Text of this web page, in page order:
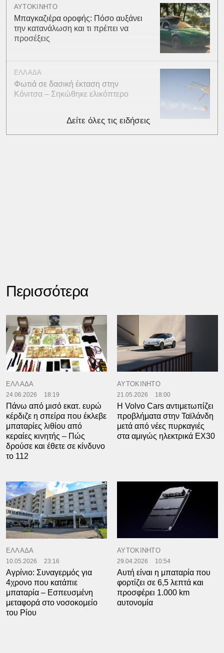
ΑΥΤΟΚΙΝΗΤΟ
Μπαγκαζιέρα οροφής: Πόσο αυξάνει
την κατανάλωση και τι πρέπει να
προσέξεις
ΕΛΛΑΔΑ
Φωτιά σε δασική έκταση στην
Κόνιτσα – Σηκώθηκε ελικόπτερο
Δείτε όλες τις ειδήσεις
Περισσότερα
ΕΛΛΑΔΑ
24.06.2026 18:19
Πάνω από μισό εκατ. ευρώ
κέρδιζε η σπείρα που έκλεβε
μπαταρίες λιθίου από
κεραίες κινητής – Πώς
δρούσε και έθετε σε κίνδυνο
το 112
ΑΥΤΟΚΙΝΗΤΟ
21.05.2026 18:00
Η Volvo Cars αντιμετωπίζει
προβλήματα στην Ταϊλάνδη
μετά από νέες πυρκαγιές
στα αμιγώς ηλεκτρικά EX30
ΕΛΛΑΔΑ
10.05.2026 23:16
Αγρίνιο: Συναγερμός για
4χρονο που κατάπιε
μπαταρία – Εσπευσμένη
μεταφορά στο νοσοκομείο
του Ρίου
ΑΥΤΟΚΙΝΗΤΟ
29.04.2026 10:54
Αυτή είναι η μπαταρία που
φορτίζει σε 6,5 λεπτά και
προσφέρει 1.000 km
αυτονομία